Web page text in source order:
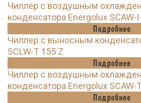
Чиллер с воздушным
конденсатора Energolux SCAW-
Подробнее
Чиллер с выносным
SCLW-T 155 Z
Подробнее
Чиллер с воздушным
конденсатора Energolux SCAW-
Подробнее